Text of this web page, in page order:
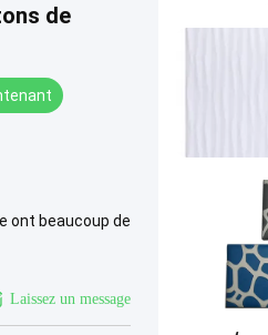
de
ont beaucoup de
Laissez un message